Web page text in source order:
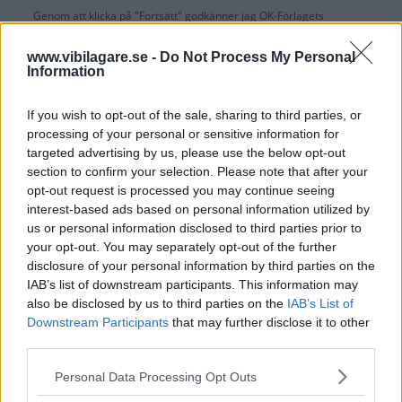
www.vibilagare.se - Do Not Process My Personal
Information
If you wish to opt-out of the sale, sharing to third parties, or
processing of your personal or sensitive information for
targeted advertising by us, please use the below opt-out
section to confirm your selection. Please note that after your
opt-out request is processed you may continue seeing
interest-based ads based on personal information utilized by
us or personal information disclosed to third parties prior to
your opt-out. You may separately opt-out of the further
disclosure of your personal information by third parties on the
IAB’s list of downstream participants. This information may
also be disclosed by us to third parties on the IAB’s List of
Downstream Participants that may further disclose it to other
Please note that this website/app uses one or more Google
Personal Data Processing Opt Outs
Genom att klicka på "Fortsätt" godkänner jag OK-Förlagets
OK-Förlagets integritetspolicy
Är du redan prenumerant på vår papperstidning?
Aktivera din digitala prenumeration utan kostnad här.